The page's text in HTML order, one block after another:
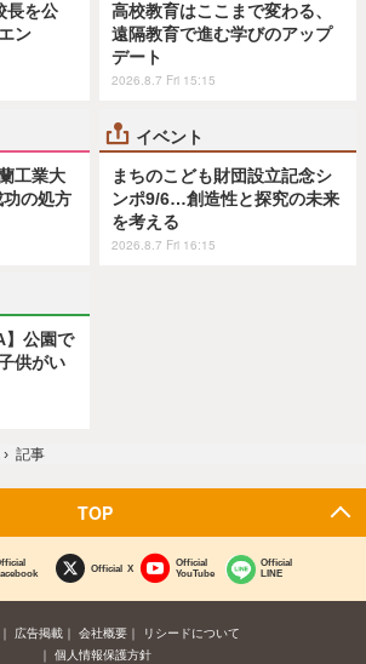
長を公
ン
高校教育はここまで変わる、
遠隔教育で進む学びのアップ
デート
2026.8.7 Fri 15:15
工業大
の処方
イベント
まちのこども財団設立記念シ
ンポ9/6…創造性と探究の未来
を考える
2026.8.7 Fri 16:15
】公園で
供がい
› 記事
TOP
Official X
Official
YouTube
Official
LINE
広告掲載 会社概要
リシードについて
個人情報保護方針